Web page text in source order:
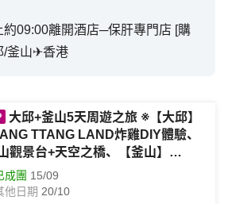
09:00離開酒店─保肝專門店 [購
/釜山✈香港
大邱+釜山5天周遊之旅 ※【大邱】
TTANG LAND炸雞DIY體驗、
觀景台+天空之橋、【釜山】
海雲台海岸列車、青沙浦
步道、海雲台X the SKY 觀景台
成團 15/09
他日期 20/10